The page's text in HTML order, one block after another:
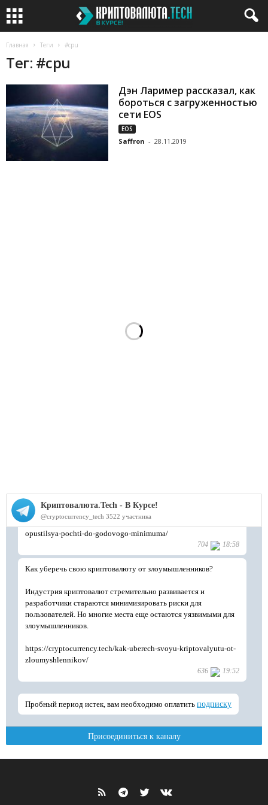
Главная Теги #cpu
Тег: #cpu
Дэн Лаример рассказал, как
бороться с загруженностью
сети EOS
EOS
Saffron - 28.11.2019